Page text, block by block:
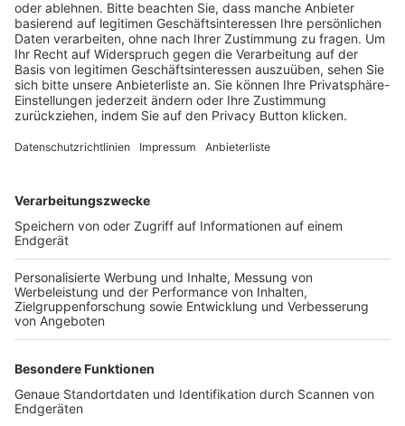
BFV-Geschäftsstellen
Trainerbörse
Login SpielPlus
FOLGE DEM BFV
TOP-VEREINE
TOP-PARTNER